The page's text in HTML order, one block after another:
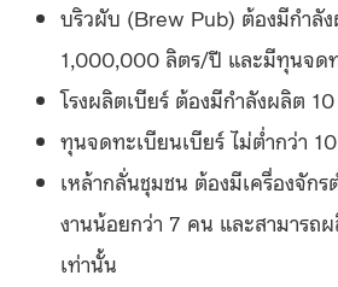
บริวผับ (Brew Pub) ต้องมีกำลั
1,000,000 ลิตร/ปี และมีทุนจด
โรงผลิตเบียร์ ต้องมีกำลังผลิต
ทุนจดทะเบียนเบียร์ ไม่ต่ำกว่า
เหล้ากลั่นชุมชน ต้องมีเครื่องจักร
งานน้อยกว่า 7 คน และสามารถ
เท่านั้น